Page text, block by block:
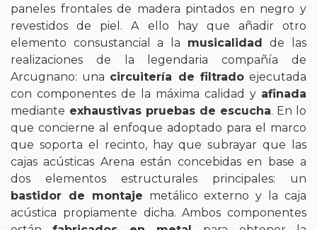
paneles frontales de madera pintados en negro y
revestidos de piel. A ello hay que añadir otro
elemento consustancial a la musicalidadde las
realizaciones de la legendaria compañía de
Arcugnano: una circuitería de filtradoejecutada
con componentes de la máxima calidad y afinada
mediante exhaustivas pruebas de escucha. En lo
que concierne al enfoque adoptado para el marco
que soporta el recinto, hay que subrayar que las
cajas acústicas Arena están concebidas en base a
dos elementos estructurales principales: un
bastidor de montaje metálico externo y la caja
acústica propiamente dicha. Ambos componentes